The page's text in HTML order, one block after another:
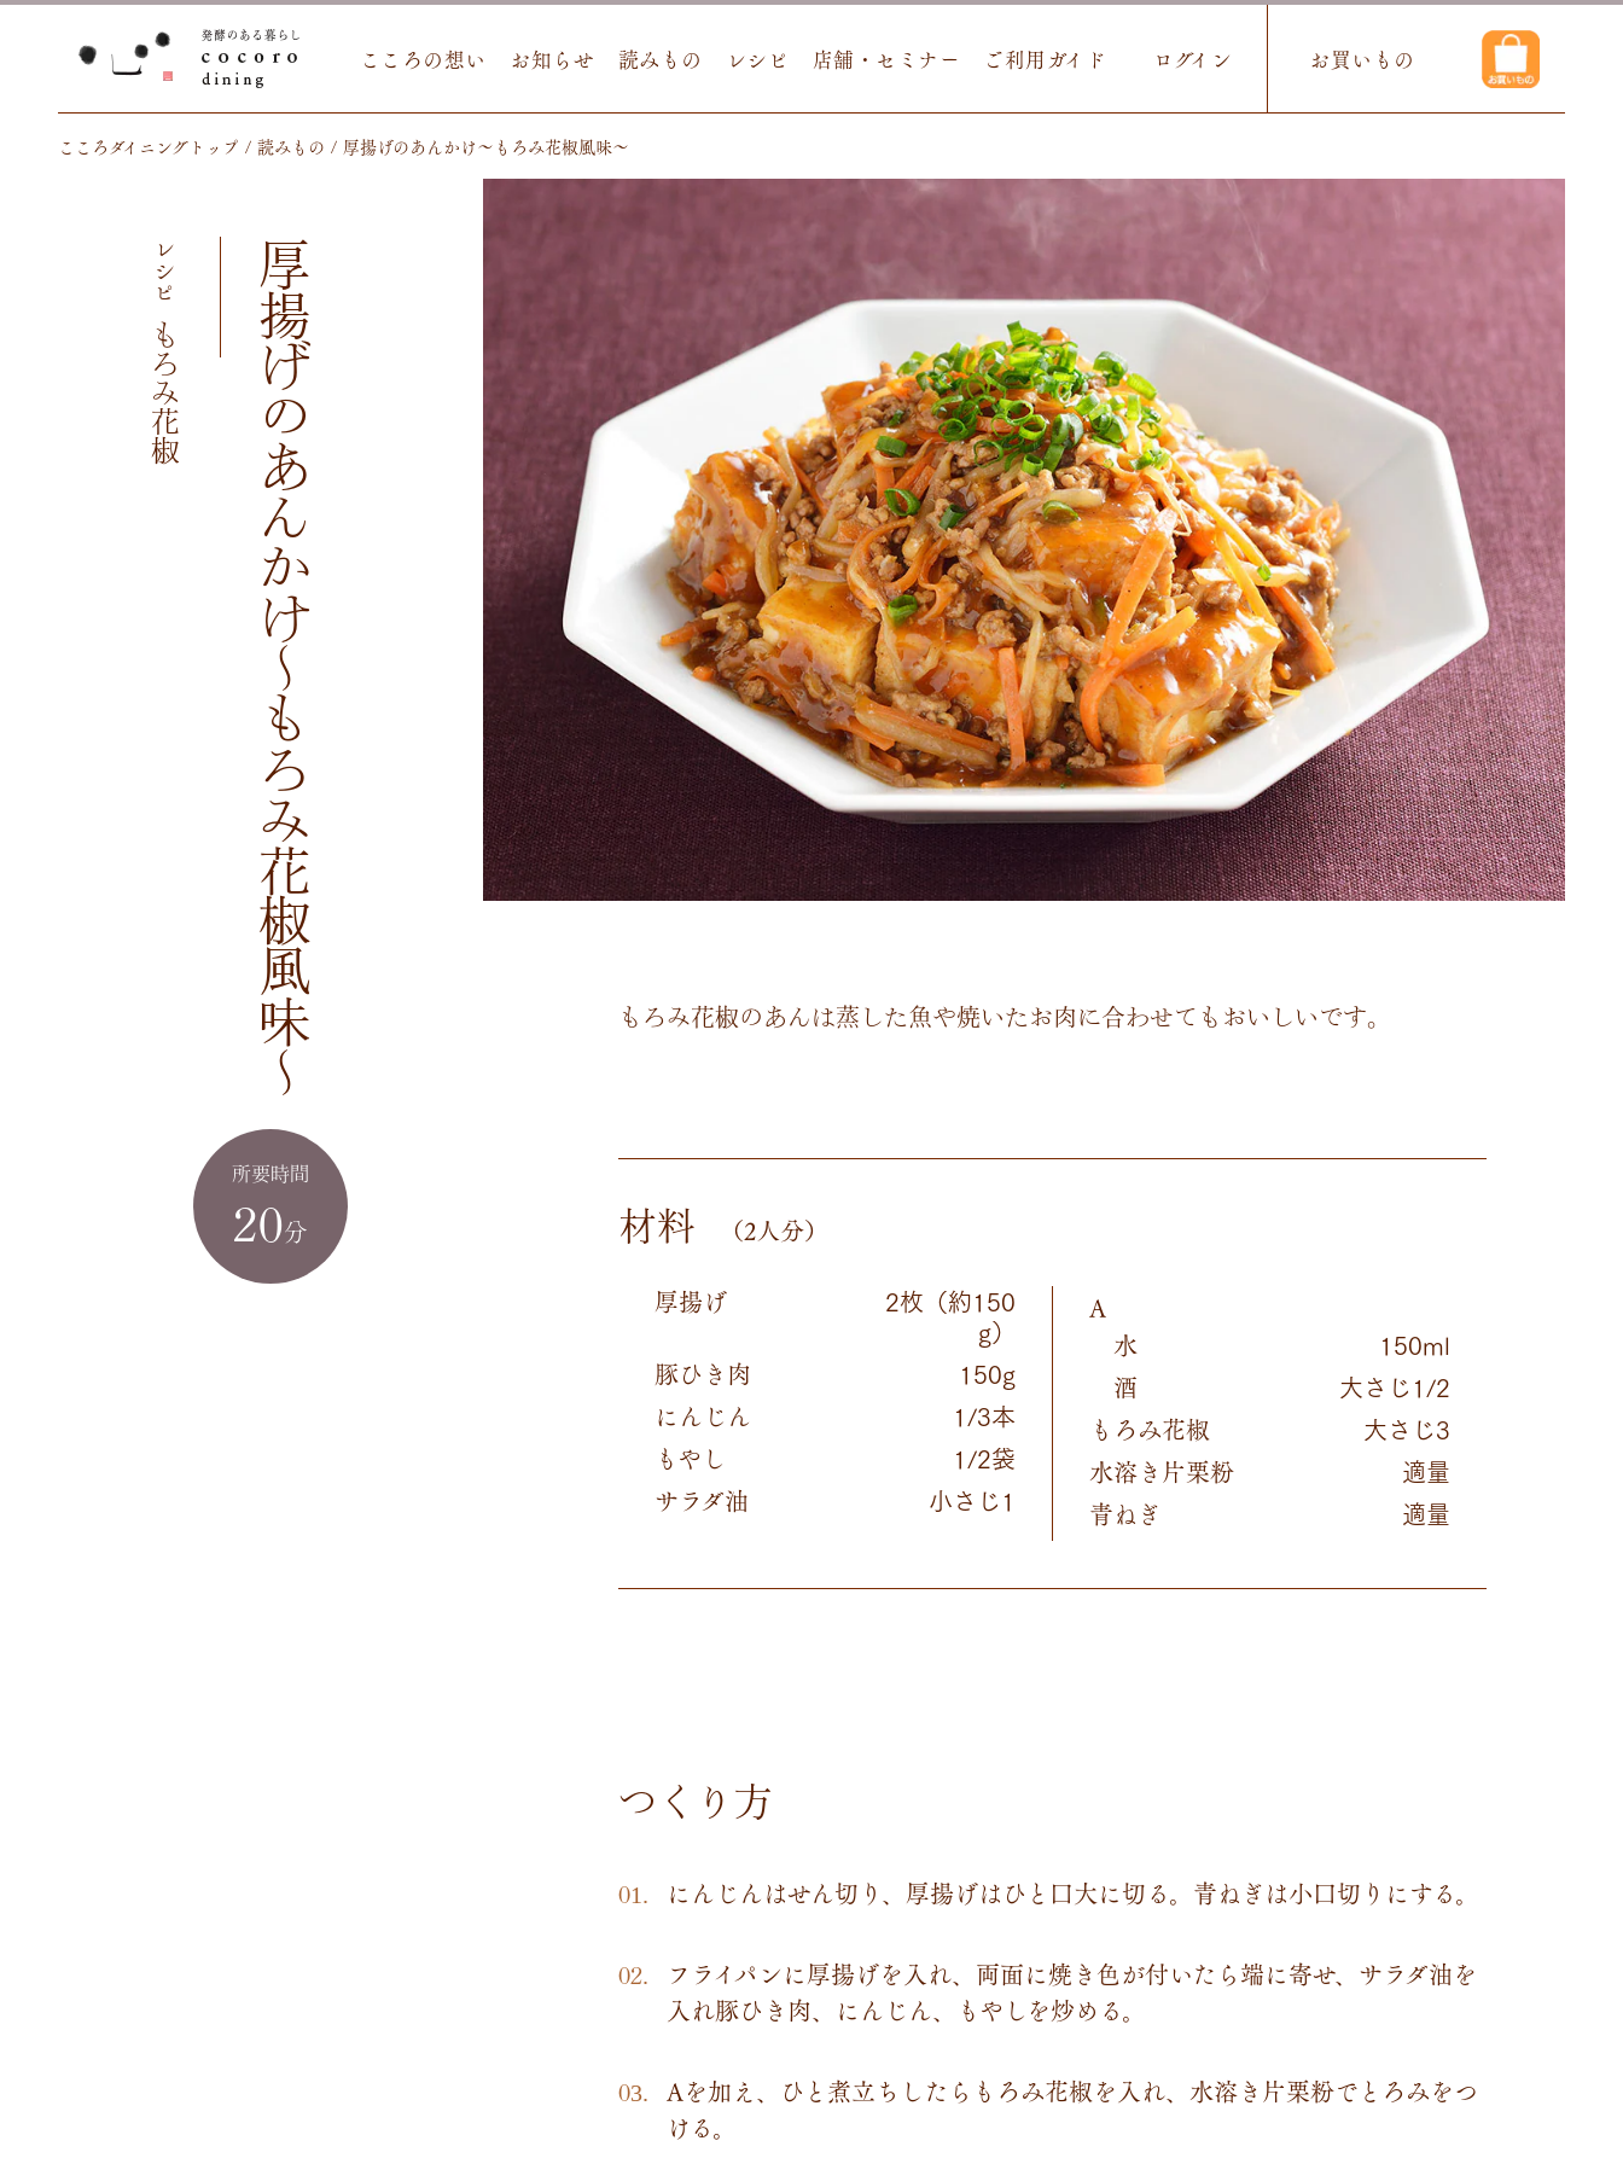
こころの想い お知らせ 読みもの レシピ 店舗・セミナー ご利用ガイド ログイン お買いもの
こころダイニングトップ 読みもの 厚揚げのあんかけ～もろみ花椒風味～
レシピ
もろみ花椒 厚揚げのあんかけ～もろみ花椒風味～
所要時間
20分
もろみ花椒のあんは蒸した魚や焼いたお肉に合わせてもおいしいです。
材料
（2人分）
厚揚げ
2枚（約150
g）
豚ひき肉 150g
にんじん 1/3本
もやし 1/2袋
サラダ油 小さじ1
A
水
150ml
酒 大さじ1/2
もろみ花椒 大さじ3
水溶き片栗粉 適量
青ねぎ 適量
つくり方
にんじんはせん切り、厚揚げはひと口大に切る。青ねぎは小口切りにする。
フライパンに厚揚げを入れ、両面に焼き色が付いたら端に寄せ、サラダ油を
入れ豚ひき肉、にんじん、もやしを炒める。
Aを加え、ひと煮立ちしたらもろみ花椒を入れ、水溶き片栗粉でとろみをつ
ける。